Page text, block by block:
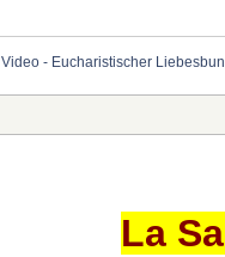
Video - Eucharistischer
La